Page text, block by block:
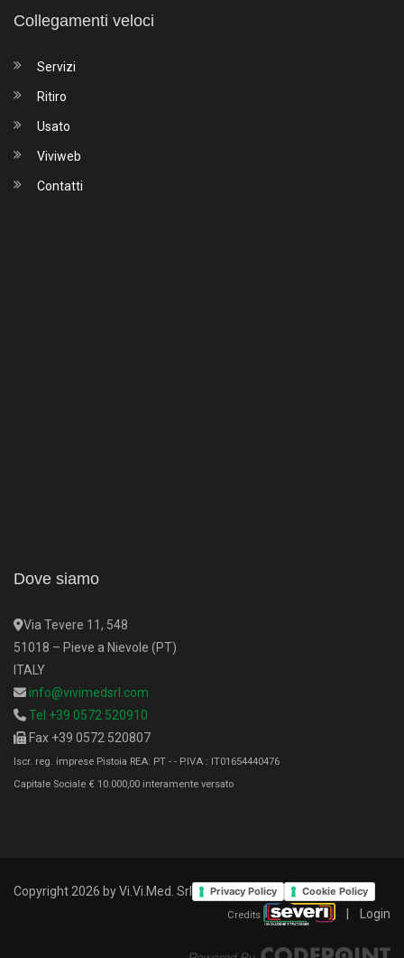
Collegamenti veloci
Servizi
Ritiro
Usato
Viviweb
Contatti
Dove siamo
Via Tevere 11, 548
51018 – Pieve a Nievole (PT)
ITALY
info@vivimedsrl.com
Tel +39 0572 520910
Fax +39 0572 520807
Iscr. reg. imprese Pistoia REA: PT - - P.IVA : IT01654440476
Capitale Sociale € 10.000,00 interamente versato
Copyright 2026 by Vi.Vi.Med. Srl Privacy Policy Cookie Policy
Credits | Login